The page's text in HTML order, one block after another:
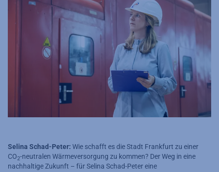
Selina Schad-Peter: Wie schafft es die Stadt Frankfurt zu einer
CO2-neutralen Wärmeversorgung zu kommen? Der Weg in eine
nachhaltige Zukunft – für Selina Schad-Peter eine